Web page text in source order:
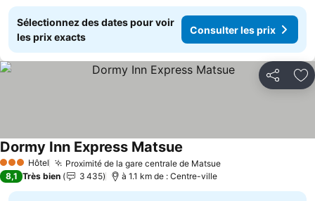
Sélectionnez des dates pour voir
les prix exacts
Consulter les prix
Partager
3 ÉtoilesHôtel Proximité de la gare centrale de MatsueConsulter les prix
Dormy Inn Express Matsue
8,1 Très bien 3 435 à 1.1 km de : Centre-ville